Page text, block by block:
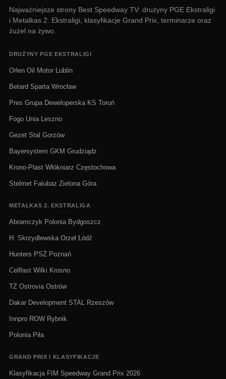
Najważniejsze strony Best Speedway TV: drużyny PGE Ekstraligi
i Metalkas 2. Ekstraligi, klasyfikacje Grand Prix, terminarze oraz
żużel na żywo.
DRUŻYNY PGE EKSTRALIGI
Orlen Oil Motor Lublin
Betard Sparta Wrocław
Pres Grupa Deweloperska KS Toruń
Fogo Unia Leszno
Gezet Stal Gorzów
Bayersystem GKM Grudziądz
Krono-Plast Włókniarz Częstochowa
Stelmet Falubaz Zielona Góra
METALKAS 2. EKSTRALIGA
Abramczyk Polonia Bydgoszcz
H. Skrzydlewska Orzeł Łódź
Hunters PSŻ Poznań
Cellfast Wilki Krosno
TŻ Ostrovia Ostrów
Dakar Development STAL Rzeszów
Innpro ROW Rybnik
Polonia Piła
GRAND PRIX I KLASYFIKACJE
Klasyfikacja FIM Speedway Grand Prix 2026